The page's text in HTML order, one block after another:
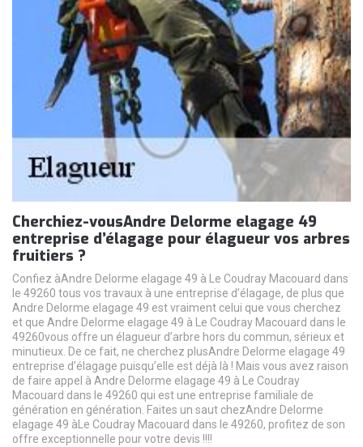
Cherchiez-vousAndre Delorme elagage 49
entreprise d’élagage pour élagueur vos arbres
fruitiers ?
Confiez àAndre Delorme elagage 49 à Le Coudray Macouard dans
le 49260 tous vos travaux à une entreprise d’élagage, de plus que
Andre Delorme elagage 49 est vraiment celui que vous cherchez
et que Andre Delorme elagage 49 à Le Coudray Macouard dans le
49260vous offre un élagueur d’arbre hors du commun, sérieux et
minutieux. De ce fait, ne cherchez plusAndre Delorme elagage 49
entreprise d’élagage puisqu’elle est déjà là ! Mais vous avez raison
de faire appel à Andre Delorme elagage 49 à Le Coudray
Macouard dans le 49260 qui est une entreprise familiale de
génération en génération. Faites un saut chezAndre Delorme
elagage 49 àLe Coudray Macouard dans le 49260, profitez de son
offre exceptionnelle pour votre devis !!!!